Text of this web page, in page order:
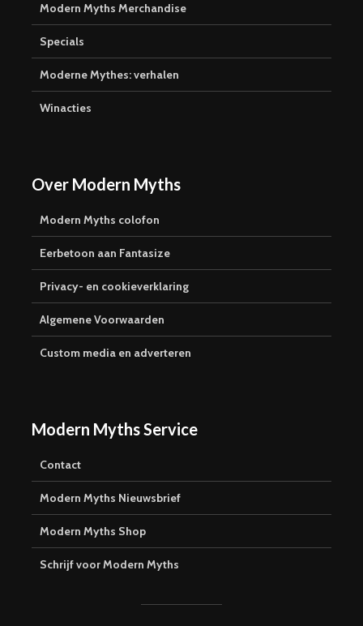
Modern Myths Merchandise
Specials
Moderne Mythes: verhalen
Winacties
Over Modern Myths
Modern Myths colofon
Eerbetoon aan Fantasize
Privacy- en cookieverklaring
Algemene Voorwaarden
Custom media en adverteren
Modern Myths Service
Contact
Modern Myths Nieuwsbrief
Modern Myths Shop
Schrijf voor Modern Myths